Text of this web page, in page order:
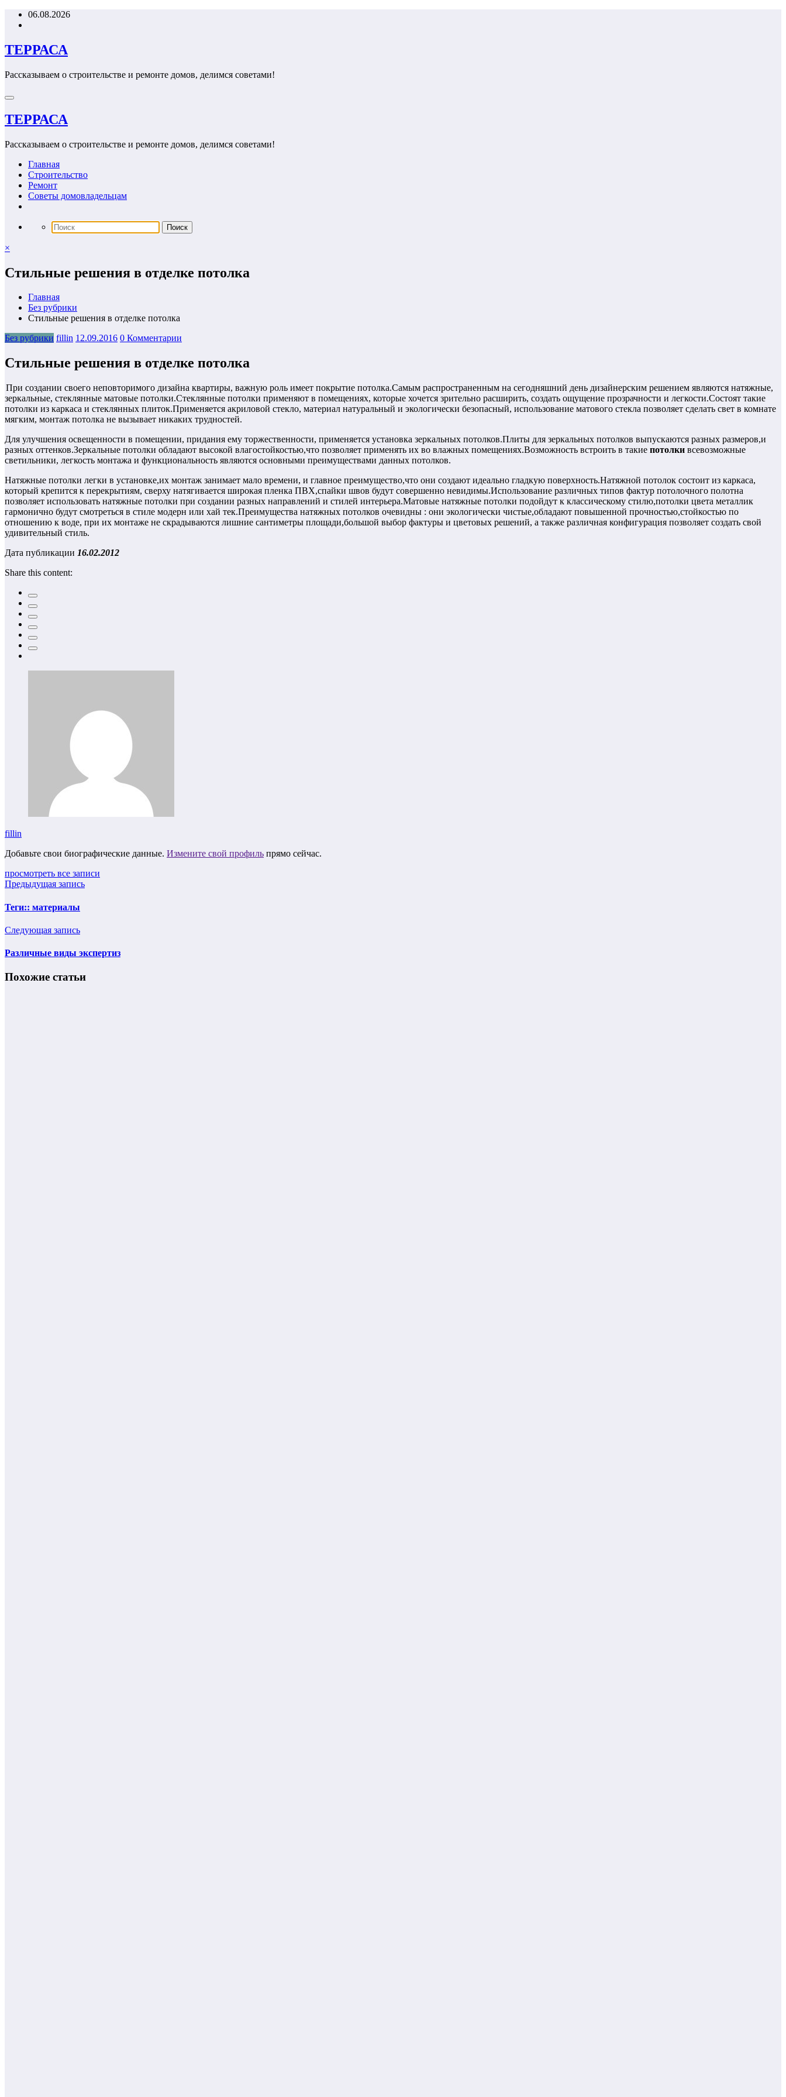
Перейти06.08.2026
ТЕРРАСА
Рассказываем о строительстве и ремонте домов, делимся советами!
ТЕРРАСА
Рассказываем о строительстве и ремонте домов, делимся советами!
Главная
Строительство
Ремонт
Советы домовладельцам
×
Стильные решения в отделке потолка
Главная
Без рубрики
Стильные решения в отделке потолка
Без рубрики fillin 12.09.2016 0 Комментарии
Стильные решения в отделке потолка
При создании своего неповторимого дизайна квартиры, важную роль имеет покрытие потолка.Самым распространенным на сегодняшний день дизайнерским решением являются натяжные,
зеркальные, стеклянные матовые потолки.Стеклянные потолки применяют в помещениях, которые хочется зрительно расширить, создать ощущение прозрачности и легкости.Состоят такие
потолки из каркаса и стеклянных плиток.Применяется акриловой стекло, материал натуральный и экологически безопасный, использование матового стекла позволяет сделать свет в комнате
мягким, монтаж потолка не вызывает никаких трудностей.
Для улучшения освещенности в помещении, придания ему торжественности, применяется установка зеркальных потолков.Плиты для зеркальных потолков выпускаются разных размеров,и
разных оттенков.Зеркальные потолки обладают высокой влагостойкостью,что позволяет применять их во влажных помещениях.Возможность встроить в такие потолки всевозможные
светильники, легкость монтажа и функциональность являются основными преимуществами данных потолков.
Натяжные потолки легки в установке,их монтаж занимает мало времени, и главное преимущество,что они создают идеально гладкую поверхность.Натяжной потолок состоит из каркаса,
который крепится к перекрытиям, сверху натягивается широкая пленка ПВХ,спайки швов будут совершенно невидимы.Использование различных типов фактур потолочного полотна
позволяет использовать натяжные потолки при создании разных направлений и стилей интерьера.Матовые натяжные потолки подойдут к классическому стилю,потолки цвета металлик
гармонично будут смотреться в стиле модерн или хай тек.Преимущества натяжных потолков очевидны : они экологически чистые,обладают повышенной прочностью,стойкостью по
отношению к воде, при их монтаже не скрадываются лишние сантиметры площади,большой выбор фактуры и цветовых решений, а также различная конфигурация позволяет создать свой
удивительный стиль.
Дата публикации 16.02.2012
Share this content:
fillin
Добавьте свои биографические данные. Измените свой профиль прямо сейчас.
просмотреть все записи
Предыдущая запись
Теги:: материалы
Следующая запись
Различные виды экспертиз
Похожие статьи